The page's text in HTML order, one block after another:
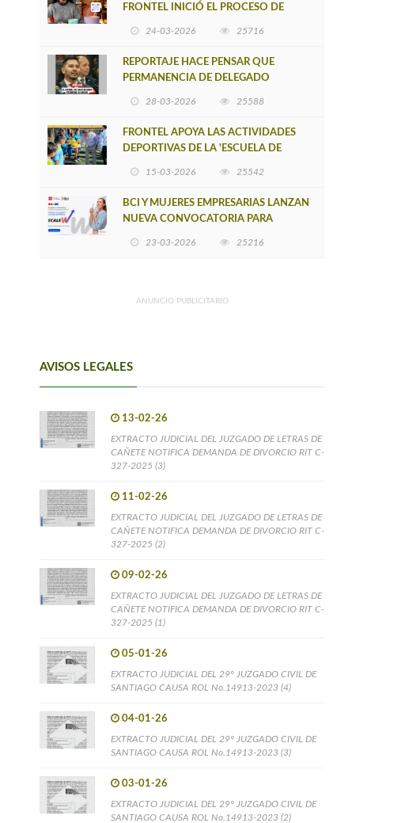
FRONTEL INICIÓ EL PROCESO DE
24-03-2026 25716
REPORTAJE HACE PENSAR QUE
PERMANENCIA DE DELEGADO
28-03-2026 25588
FRONTEL APOYA LAS ACTIVIDADES
DEPORTIVAS DE LA 'ESCUELA DE
15-03-2026 25542
BCI Y MUJERES EMPRESARIAS LANZAN
NUEVA CONVOCATORIA PARA
23-03-2026 25216
ANUNCIO PUBLICITARIO
AVISOS LEGALES
13-02-26
EXTRACTO JUDICIAL DEL JUZGADO DE LETRAS DE
CAÑETE NOTIFICA DEMANDA DE DIVORCIO RIT C-
327-2025 (3)
11-02-26
EXTRACTO JUDICIAL DEL JUZGADO DE LETRAS DE
CAÑETE NOTIFICA DEMANDA DE DIVORCIO RIT C-
327-2025 (2)
09-02-26
EXTRACTO JUDICIAL DEL JUZGADO DE LETRAS DE
CAÑETE NOTIFICA DEMANDA DE DIVORCIO RIT C-
327-2025 (1)
05-01-26
EXTRACTO JUDICIAL DEL 29° JUZGADO CIVIL DE
SANTIAGO CAUSA ROL No.14913-2023 (4)
04-01-26
EXTRACTO JUDICIAL DEL 29° JUZGADO CIVIL DE
SANTIAGO CAUSA ROL No.14913-2023 (3)
03-01-26
EXTRACTO JUDICIAL DEL 29° JUZGADO CIVIL DE
SANTIAGO CAUSA ROL No.14913-2023 (2)